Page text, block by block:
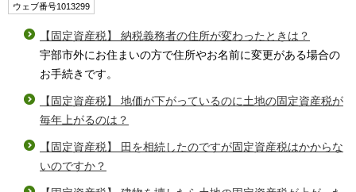
ウェブ番号1013299
【固定資産税】 納税義務者の住所が変わったときは？
宇部市外にお住まいの方で住所やお名前に変更がある場合の
お手続きです。
【固定資産税】 地価が下がっているのに土地の固定資産税が
毎年上がるのは？
【固定資産税】 田を相続したのですが固定資産税はかからな
いのですか？